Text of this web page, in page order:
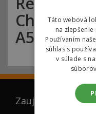
A5 2.0
Zaujíma Vás
Táto webová
na
Používaním
súhlas s
v súlade s